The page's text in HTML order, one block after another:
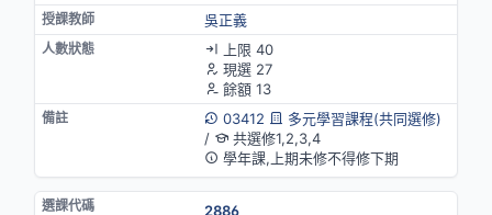
吳正義
上限 40
現選 27
餘額 13
03412
多元學習課程(共同選修)
/
共選修1,2,3,4
學年課,上期未修不得修下期
2886